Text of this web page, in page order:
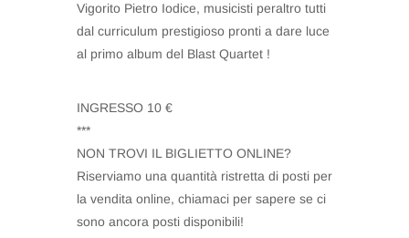
Vigorito Pietro Iodice, musicisti peraltro tutti
dal curriculum prestigioso pronti a dare luce
al primo album del Blast Quartet !
INGRESSO 10 €
***
NON TROVI IL BIGLIETTO ONLINE?
Riserviamo una quantità ristretta di posti per
la vendita online, chiamaci per sapere se ci
sono ancora posti disponibili!